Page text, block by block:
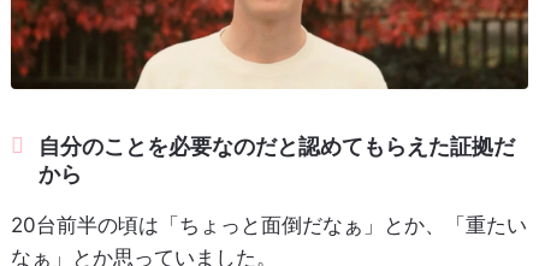
自分のことを必要なのだと認めてもらえた証拠だ
から
20台前半の頃は「ちょっと面倒だなぁ」とか、「重たい
なぁ」とか思っていました。